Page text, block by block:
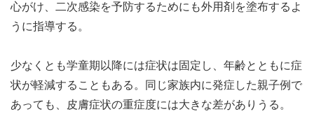
心がけ、二次感染を予防するためにも外用剤を塗布するよ
うに指導する。
少なくとも学童期以降には症状は固定し、年齢とともに症
状が軽減することもある。同じ家族内に発症した親子例で
あっても、皮膚症状の重症度には大きな差がありうる。